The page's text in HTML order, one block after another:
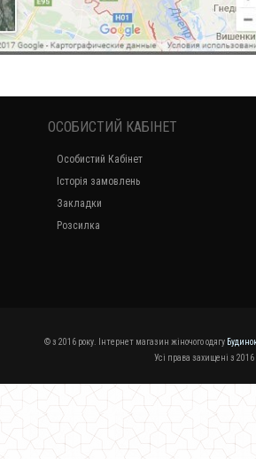
ОСОБИСТИЙ КАБІНЕТ
Особистий Кабінет
Історія замовлень
Закладки
Розсилка
© з 2016 року. Інтернет магазин жіночого одягу
Усі права захищені з 2016